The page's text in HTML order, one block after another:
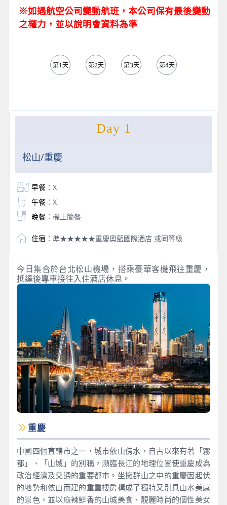
※如遇航空公司變動航班，本公司保有最後變動
之權力，並以說明會資料為準
第1天 第2天 第3天 第4天
Day 1
松山/重慶
早餐：X
午餐：X
晚餐：機上簡餐
住宿 ：準★★★★★重慶奧藍國際酒店 或同等級
今日集合於台北松山機場，搭乘豪華客機飛往重慶，
抵達後專車接往入住酒店休息。
重慶
中國四個直轄市之一，城市依山傍水，自古以來有著「霧
都」、「山城」的別稱，瀕臨長江的地理位置使重慶成為
政治經濟及交通的重要都市。坐擁群山之中的重慶因起伏
的地勢和依山而建的重重樓房構成了獨特又別具山水美感
的景色，並以麻辣鮮香的山城美食、靚麗時尚的個性美女